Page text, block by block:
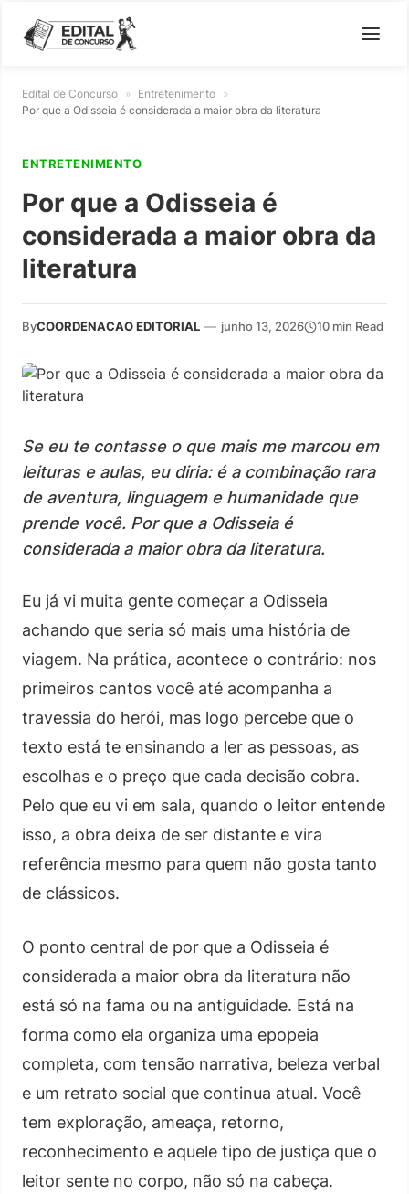
Edital de Concurso » Entretenimento »
Por que a Odisseia é considerada a maior obra da literatura
ENTRETENIMENTO
Por que a Odisseia é
considerada a maior obra da
literatura
ByCOORDENACAO EDITORIAL — junho 13, 2026 10 min Read
Se eu te contasse o que mais me marcou em
leituras e aulas, eu diria: é a combinação rara
de aventura, linguagem e humanidade que
prende você. Por que a Odisseia é
considerada a maior obra da literatura.
Eu já vi muita gente começar a Odisseia
achando que seria só mais uma história de
viagem. Na prática, acontece o contrário: nos
primeiros cantos você até acompanha a
travessia do herói, mas logo percebe que o
texto está te ensinando a ler as pessoas, as
escolhas e o preço que cada decisão cobra.
Pelo que eu vi em sala, quando o leitor entende
isso, a obra deixa de ser distante e vira
referência mesmo para quem não gosta tanto
de clássicos.
O ponto central de por que a Odisseia é
considerada a maior obra da literatura não
está só na fama ou na antiguidade. Está na
forma como ela organiza uma epopeia
completa, com tensão narrativa, beleza verbal
e um retrato social que continua atual. Você
tem exploração, ameaça, retorno,
reconhecimento e aquele tipo de justiça que o
leitor sente no corpo, não só na cabeça.